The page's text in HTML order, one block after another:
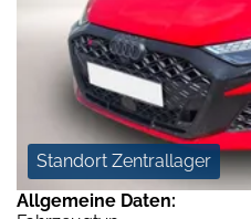
Standort Zentrallager
Allgemeine Daten: